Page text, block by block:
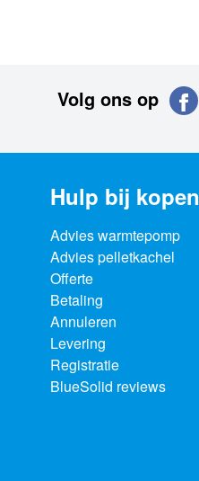
Volg ons op
Hulp bij kopen
Advies warmtepomp
Advies pelletkachel
Offerte
Betaling
Annuleren
Levering
Registratie
BlueSolid reviews